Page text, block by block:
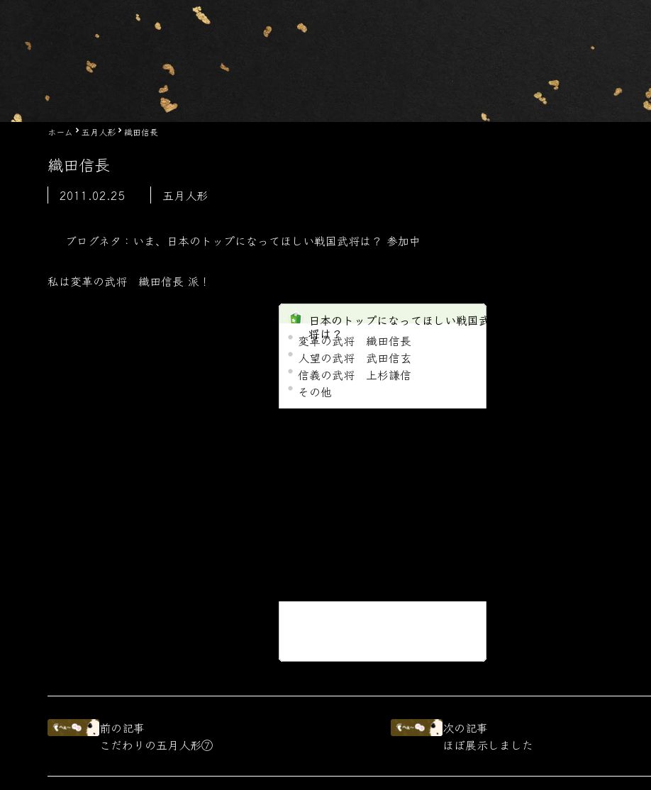
ホーム 五月人形 織田信長
織田信長
2011.02.25 五月人形
ブログネタ： いま、日本のトップになってほしい戦国武将は？ 参加中
私は変革の武将 織田信長 派！
日本のトップになってほしい戦国武
将は？
変革の武将 織田信長
人望の武将 武田信玄
信義の武将 上杉謙信
その他
前の記事
こだわりの五月人形⑦
次の記事
ほぼ展示しました